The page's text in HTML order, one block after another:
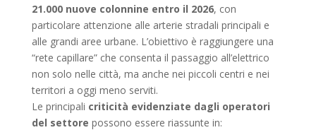
21.000 nuove colonnine entro il 2026, con
particolare attenzione alle arterie stradali principali e
alle grandi aree urbane. L’obiettivo è raggiungere una
“rete capillare” che consenta il passaggio all’elettrico
non solo nelle città, ma anche nei piccoli centri e nei
territori a oggi meno serviti.
Le principali criticità evidenziate dagli operatori
del settore possono essere riassunte in: